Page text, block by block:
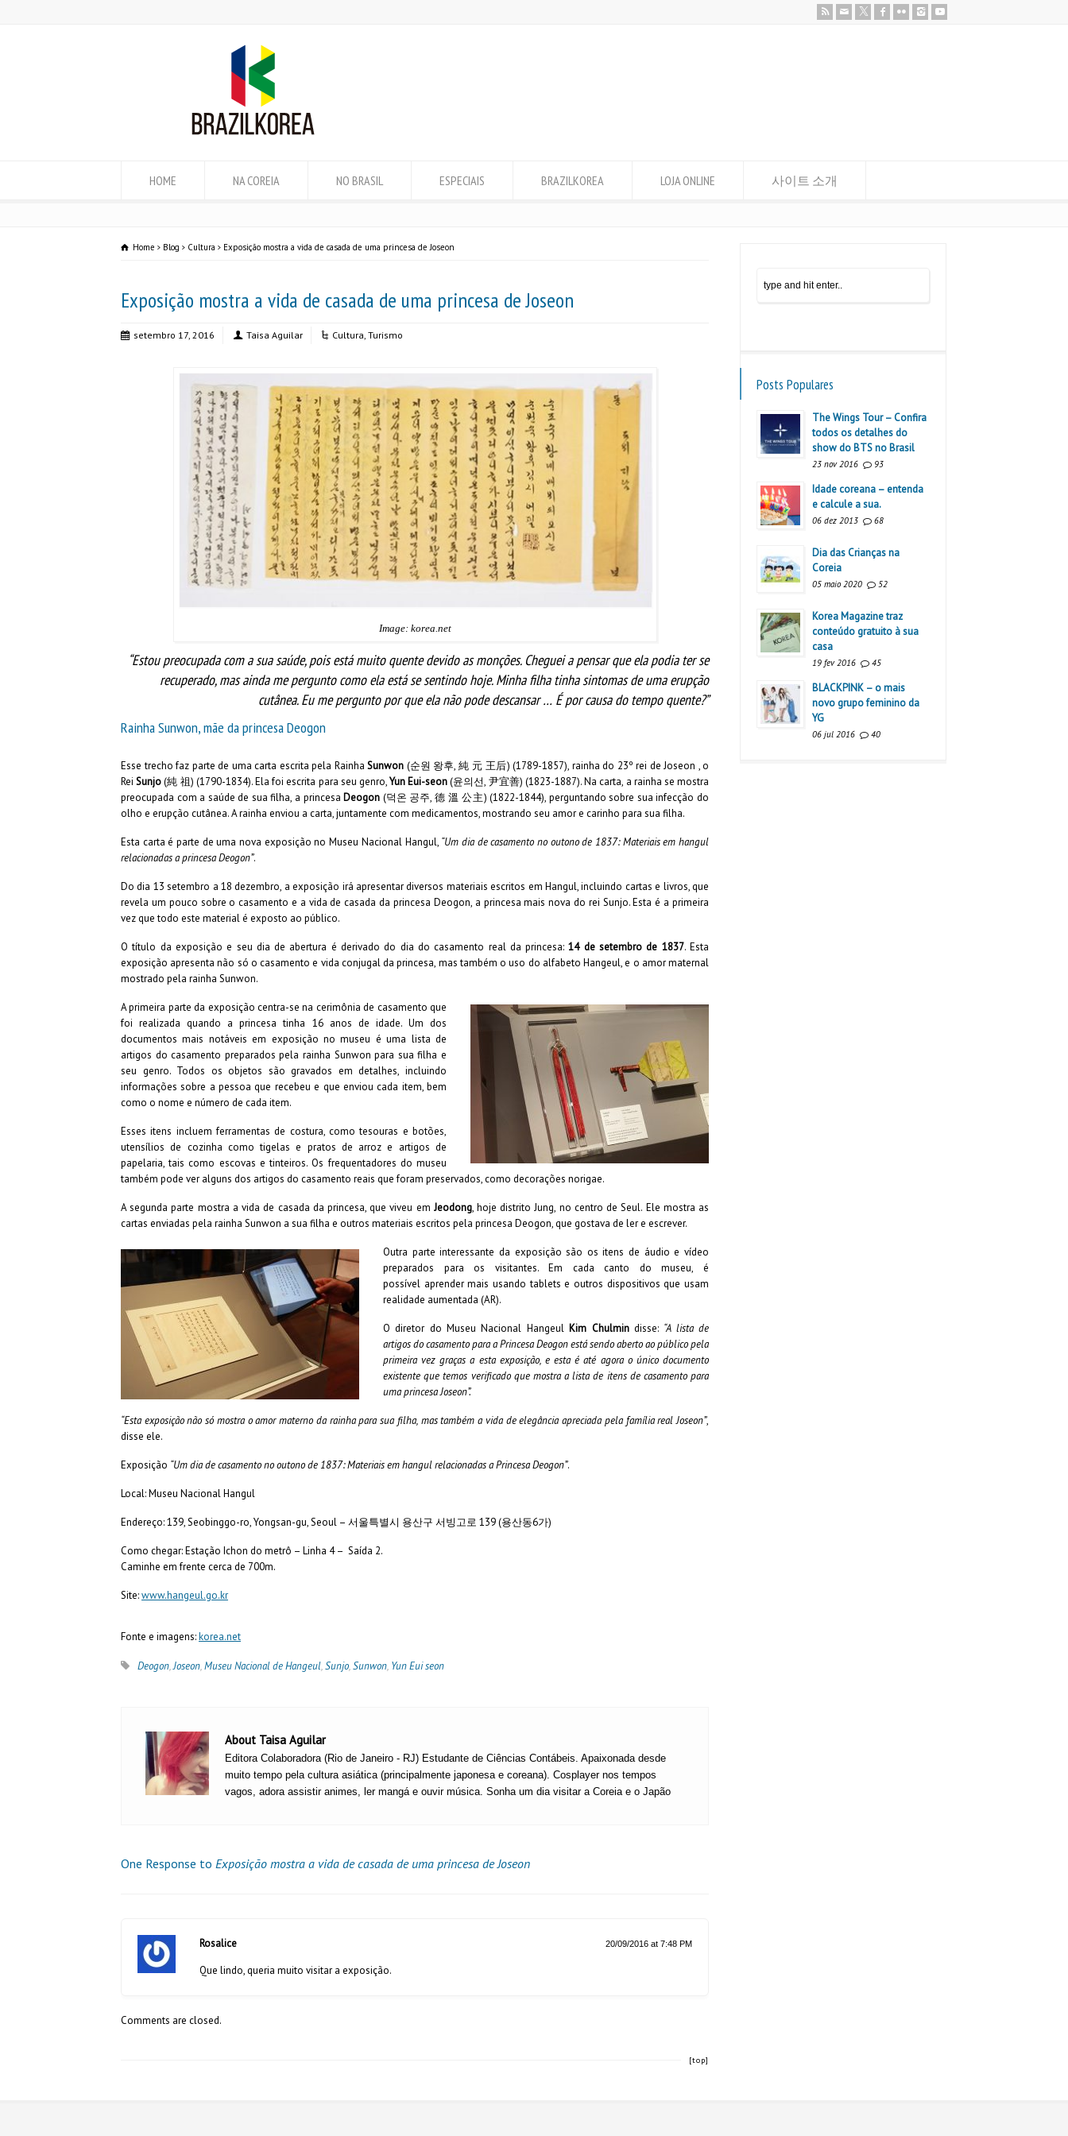
HOME NA COREIA NO BRASIL ESPECIAIS BRAZILKOREA LOJA ONLINE 사이트 소개
Home Blog Cultura Exposição mostra a vida de casada de uma princesa de Joseon
Exposição mostra a vida de casada de uma princesa de Joseon
setembro 17, 2016 Taisa Aguilar Cultura, Turismo
Image: korea.net
“Estou preocupada com a sua saúde, pois está muito quente devido as monções. Cheguei a pensar que ela podia ter se
recuperado, mas ainda me pergunto como ela está se sentindo hoje. Minha filha tinha sintomas de uma erupção
cutânea. Eu me pergunto por que ela não pode descansar … É por causa do tempo quente?”
Rainha Sunwon, mãe da princesa Deogon
Esse trecho faz parte de uma carta escrita pela Rainha Sunwon (순원 왕후, 純 元 王后) (1789-1857), rainha do 23º rei de Joseon , o
ReiSunjo(純 祖) (1790-1834). Ela foi escrita para seu genro,Yun Eui-seon(윤의선, 尹宜善) (1823-1887). Na carta, a rainha se mostra
preocupada com a saúde de sua filha, a princesa Deogon (덕온 공주, 德 溫 公主) (1822-1844), perguntando sobre sua infecção do
olho e erupção cutânea. A rainha enviou a carta, juntamente com medicamentos, mostrando seu amor e carinho para sua filha.
Esta carta é parte de uma nova exposição no Museu Nacional Hangul, “Um dia de casamento no outono de 1837: Materiais em hangul
relacionadas a princesa Deogon”.
Do dia 13 setembro a 18 dezembro, a exposição irá apresentar diversos materiais escritos em Hangul, incluindo cartas e livros, que
revela um pouco sobre o casamento e a vida de casada da princesa Deogon, a princesa mais nova do rei Sunjo. Esta é a primeira
vez que todo este material é exposto ao público.
O título da exposição e seu dia de abertura é derivado do dia do casamento real da princesa:14 de setembro de 1837. Esta
exposição apresenta não só o casamento e vida conjugal da princesa, mas também o uso do alfabeto Hangeul, e o amor maternal
mostrado pela rainha Sunwon.
A primeira parte da exposição centra-se na cerimônia de casamento que
foi realizada quando a princesa tinha 16 anos de idade. Um dos
documentos mais notáveis em exposição no museu é uma lista de
artigos do casamento preparados pela rainha Sunwon para sua filha e
seu genro. Todos os objetos são gravados em detalhes, incluindo
informações sobre a pessoa que recebeu e que enviou cada item, bem
como o nome e número de cada item.
Esses itens incluem ferramentas de costura, como tesouras e botões,
utensílios de cozinha como tigelas e pratos de arroz e artigos de
papelaria, tais como escovas e tinteiros. Os frequentadores do museu
também pode ver alguns dos artigos do casamento reais que foram preservados, como decorações norigae.
A segunda parte mostra a vida de casada da princesa, que viveu em Jeodong, hoje distrito Jung, no centro de Seul. Ele mostra as
cartas enviadas pela rainha Sunwon a sua filha e outros materiais escritos pela princesa Deogon, que gostava de ler e escrever.
Outra parte interessante da exposição são os itens de áudio e vídeo
preparados para os visitantes. Em cada canto do museu, é
possível aprender mais usando tablets e outros dispositivos que usam
realidade aumentada (AR).
O diretor do Museu Nacional Hangeul Kim Chulmindisse: “A lista de
artigos do casamento para a Princesa Deogon está sendo aberto ao público pela
primeira vez graças a esta exposição, e esta é até agora o único documento
existente que temos verificado que mostra a lista de itens de casamento para
uma princesa Joseon”.
“Esta exposição não só mostra o amor materno da rainha para sua filha, mas também a vida de elegância apreciada pela família real Joseon”,
disse ele.
Exposição “Um dia de casamento no outono de 1837: Materiais em hangul relacionadas a Princesa Deogon”.
Local: Museu Nacional Hangul
Endereço: 139, Seobinggo-ro, Yongsan-gu, Seoul – 서울특별시 용산구 서빙고로 139 (용산동6가)
Como chegar: Estação Ichon do metrô – Linha 4 – Saída 2.
Caminhe em frente cerca de 700m.
Site:www.hangeul.go.kr
Fonte e imagens:korea.net
Deogon,Joseon,Museu Nacional de Hangeul,Sunjo,Sunwon, Yun Eui seon
About Taisa Aguilar
Editora Colaboradora (Rio de Janeiro - RJ) Estudante de Ciências Contábeis. Apaixonada desde
muito tempo pela cultura asiática (principalmente japonesa e coreana). Cosplayer nos tempos
vagos, adora assistir animes, ler mangá e ouvir música. Sonha um dia visitar a Coreia e o Japão
One Response to Exposição mostra a vida de casada de uma princesa de Joseon
Rosalice 20/09/2016 at 7:48 PM
Que lindo, queria muito visitar a exposição.
Comments are closed.
[top]
Posts Populares
The Wings Tour – Confira
todos os detalhes do
show do BTS no Brasil
23 nov 2016 93
Idade coreana – entenda
e calcule a sua.
06 dez 2013 68
Dia das Crianças na
Coreia
05 maio 2020 52
Korea Magazine traz
conteúdo gratuito à sua
casa
19 fev 2016 45
BLACKPINK – o mais
novo grupo feminino da
YG
06 jul 2016 40